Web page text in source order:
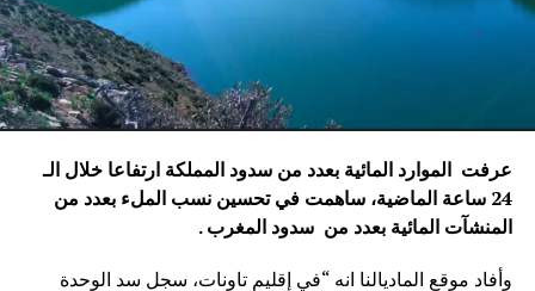
عرفت الموارد المائية بعدد من سدود المملكة ارتفاعا خلال الـ
24 ساعة الماضية، ساهمت في تحسين نسب الملء بعدد من
المنشآت المائية بعدد من سدود المغرب .
وأفاد موقع الماديالنا انه “في إقليم تاونات، سجل سد الوحدة